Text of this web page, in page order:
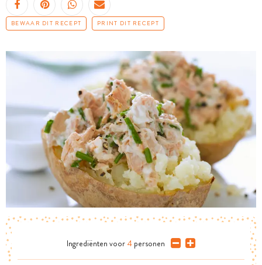
BEWAAR DIT RECEPT PRINT DIT RECEPT
Ingrediënten voor 4 personen